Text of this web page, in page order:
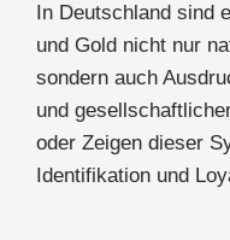
In Deutschland sind
und Gold nicht nur
sondern auch
und
oder Zeigen dieser
Identifikation und